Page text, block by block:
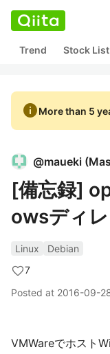
Trend Stock List
infoMore than 5
@maueki (
[備忘録]
owsディ
Linux
Debian
7
Posted at 2016-09-
VMWareでホスト